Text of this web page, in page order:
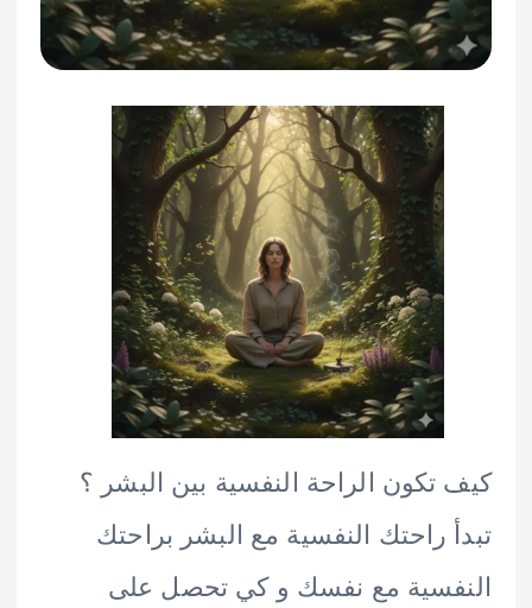
كيف تكون الراحة النفسية بين البشر ؟
تبدأ راحتك النفسية مع البشر براحتك
النفسية مع نفسك و كي تحصل على